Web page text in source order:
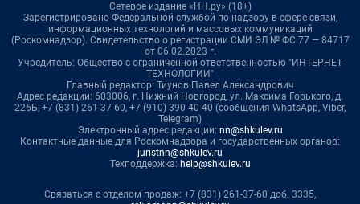
Сетевое издание «НН.ру» (18+)
Зарегистрировано Федеральной службой по надзору в сфере связи,
информационных технологий и массовых коммуникаций
(Роскомнадзор). Свидетельство о регистрации СМИ ЭЛ № ФС 77 — 84717
от 06.02.2023 г.
Учредитель: Общество с ограниченной ответственностью "ИНТЕРНЕТ
ТЕХНОЛОГИИ"
Главный редактор: Тиунов Павел Александрович
Адрес редакции: 603006, г. Нижний Новгород, ул. Максима Горького, д.
226Б, +7 (831) 261-37-60, +7 (910) 390-40-40 (сообщения WhatsApp, Viber,
Telegram)
Электронный адрес редакции: nn@shkulev.ru
Контактные данные для Роскомнадзора и государственных органов:
juristnn@shkulev.ru
Техподдержка: help@shkulev.ru
Связаться с отделом продаж: +7 (831) 261-37-60 доб. 3335,